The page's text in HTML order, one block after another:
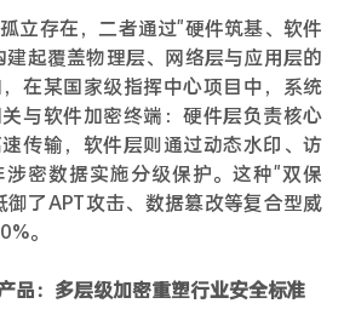
立存在，二者通过"硬件筑基、软件
起覆盖物理层、网络层与应用层的
在某国家级指挥中心项目中，系统
与软件加密终端：硬件层负责核心
传输，软件层则通过动态水印、访
密数据实施分级保护。这种"双保
了APT攻击、数据篡改等复合型威
。
品：多层级加密重塑行业安全标准